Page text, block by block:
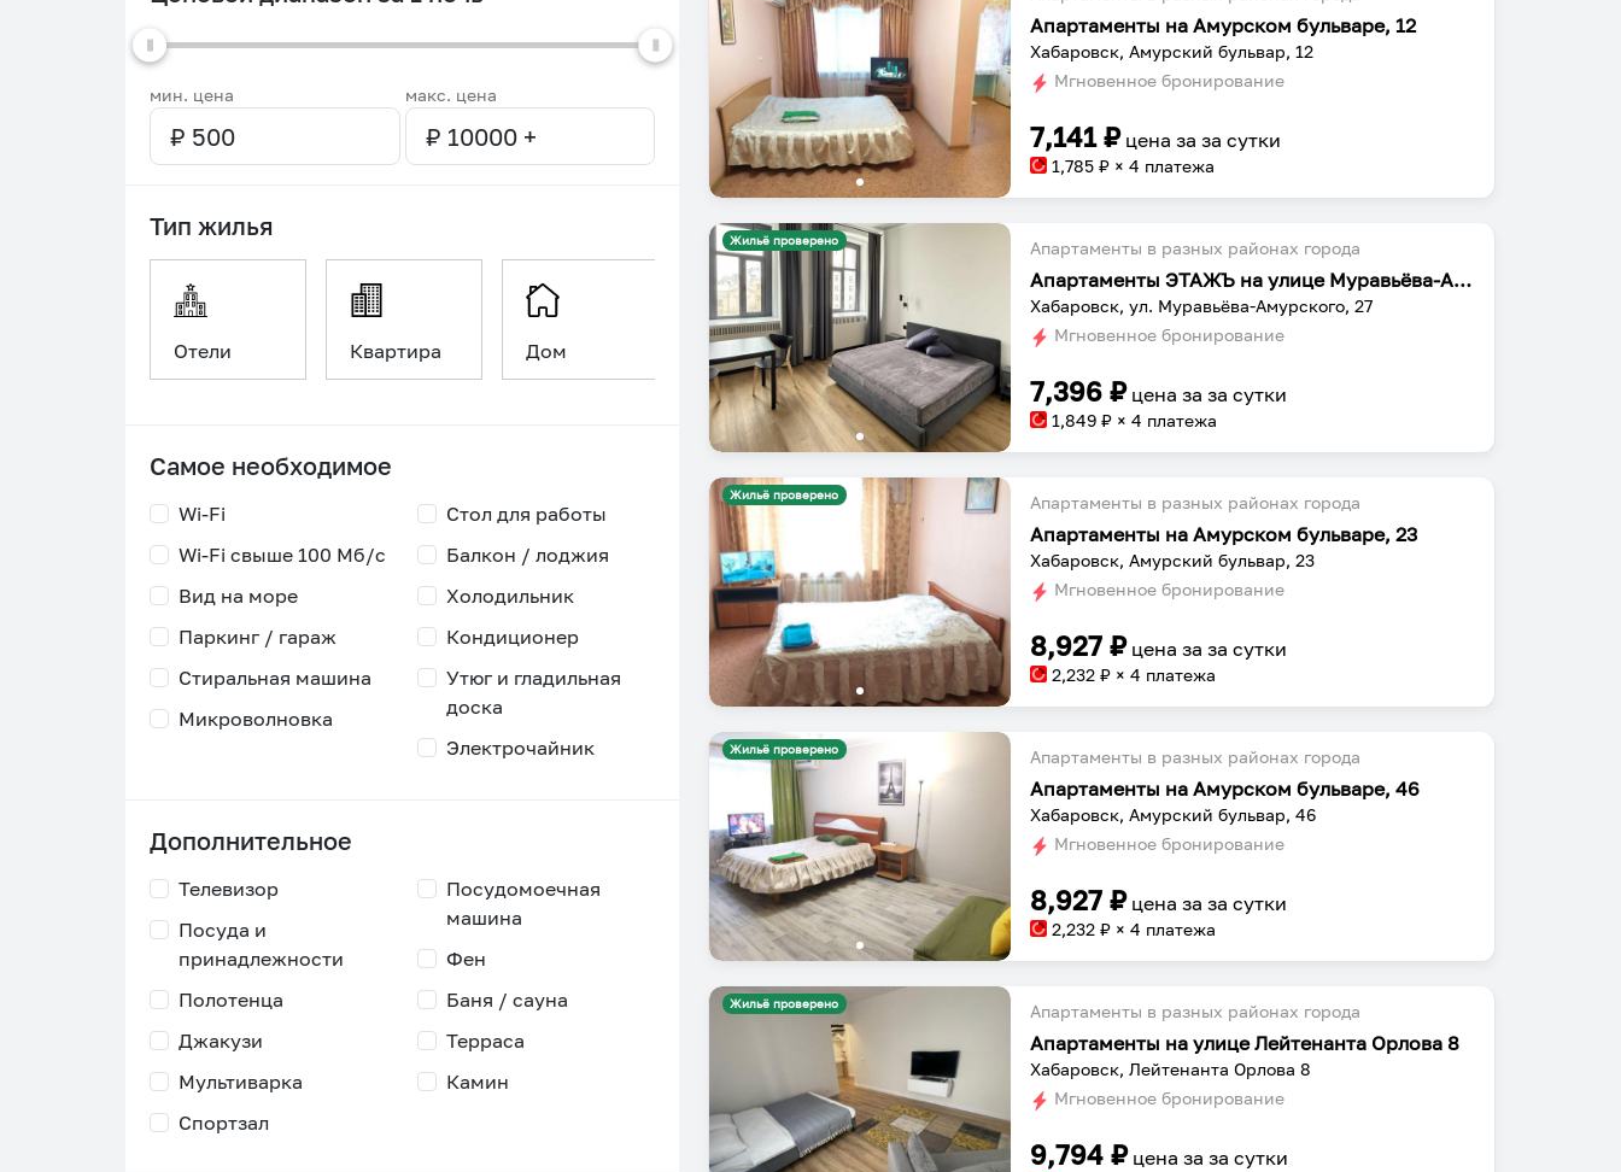
dates.
мин. цена макс. цена
Тип жилья
Отели Квартира Дом Уникальное
Самое необходимое
Wi-Fi
Wi-Fi свыше 100 Мб/с
Стол для работы
Балкон / лоджия
Вид на море
Паркинг / гараж
Холодильник
Кондиционер
Стиральная машина
Микроволновка
Утюг и гладильная
доска
Электрочайник
Дополнительное
Телевизор
Посуда и
принадлежности
Посудомоечная
машина
Фен
Полотенца
Джакузи
Баня / сауна
Терраса
Мультиварка
Спортзал
Камин
Апартаменты на Амурском бульваре, 12
Хабаровск, Амурский бульвар, 12
Мгновенное бронирование
7,141₽ цена заза сутки
1,785 ₽ × 4 платежа
Жильё проверено Апартаменты в разных районах города
Апартаменты ЭТАЖЪ на улице Муравьёва-Амурского 27
Хабаровск, ул. Муравьёва-Амурского, 27
Мгновенное бронирование
7,396 ₽ цена заза сутки
1,849 ₽ × 4 платежа
Жильё проверено Апартаменты в разных районах города
Апартаменты на Амурском бульваре, 23
Хабаровск, Амурский бульвар, 23
Мгновенное бронирование
8,927 ₽ цена заза сутки
2,232 ₽ × 4 платежа
Жильё проверено Апартаменты в разных районах города
Апартаменты на Амурском бульваре, 46
Хабаровск, Амурский бульвар, 46
Мгновенное бронирование
8,927 ₽ цена заза сутки
2,232 ₽ × 4 платежа
Жильё проверено Апартаменты в разных районах города
Апартаменты на улице Лейтенанта Орлова 8
Хабаровск, Лейтенанта Орлова 8
Мгновенное бронирование
9,794 ₽ цена заза сутки